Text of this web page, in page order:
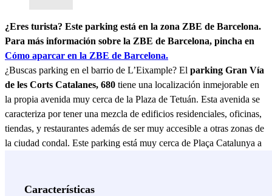
¿Eres turista? Este parking está en la zona ZBE de Barcelona.
Para más información sobre la ZBE de Barcelona, pincha en
Cómo aparcar en la ZBE de Barcelona.
¿Buscas parking en el barrio de L’Eixample? El parking Gran Vía
de les Corts Catalanes, 680 tiene una localización inmejorable en
la propia avenida muy cerca de la Plaza de Tetuán. Esta avenida se
caracteriza por tener una mezcla de edificios residenciales, oficinas,
tiendas, y restaurantes además de ser muy accesible a otras zonas de
la ciudad condal. Este parking está muy cerca de Plaça Catalunya a
convertido en un centro comercial con una terraza panorámica. Si
Características